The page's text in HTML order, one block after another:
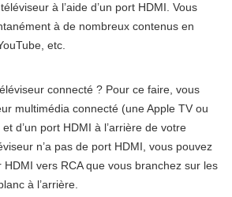
à l’aide d’un port HDMI. Vous
à de nombreux contenus en
etc.
connecté ? Pour ce faire, vous
multimédia connecté (une Apple TV ou
d’un port HDMI à l’arrière de votre
n’a pas de port HDMI, vous pouvez
vers RCA que vous branchez sur les
à l’arrière.